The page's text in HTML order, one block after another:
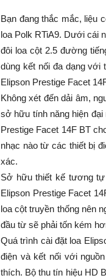
Bạn đang thắc mắc, liệu
loa Polk RTiA9. Dưới cái
đôi loa cột 2.5 đường
dùng kết nối đa dạng với
Elipson Prestige Facet
Không xét đến dải âm,
sở hữu tính năng hiện
Prestige Facet 14F BT
nhạc nào từ các thiết bị
xác.
Sở hữu thiết kế tương tự
Elipson Prestige Facet
loa cột truyền thống nên
đầu từ sẽ phải tốn kém
Quá trình cài đặt loa
điện và kết nối với
thích. Bộ thu tín hiệu HD